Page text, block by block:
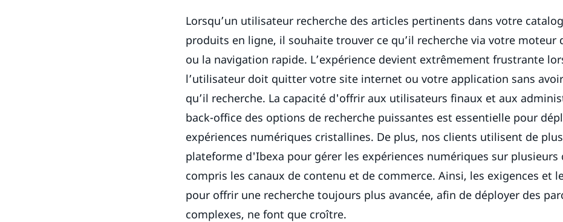
Lorsqu’un utilisateur recherche des articles pertinents dans votre
produits en ligne, il souhaite trouver ce qu’il recherche via votre moteur
ou la navigation rapide. L’expérience devient extrêmement frustrante
l’utilisateur doit quitter votre site internet ou votre application sans
qu’il recherche. La capacité d'offrir aux utilisateurs finaux et aux
back-office des options de recherche puissantes est essentielle pour
expériences numériques cristallines. De plus, nos clients utilisent de
plateforme d'Ibexa pour gérer les expériences numériques sur plusieurs
compris les canaux de contenu et de commerce. Ainsi, les exigences et
pour offrir une recherche toujours plus avancée, afin de déployer des
complexes, ne font que croître.